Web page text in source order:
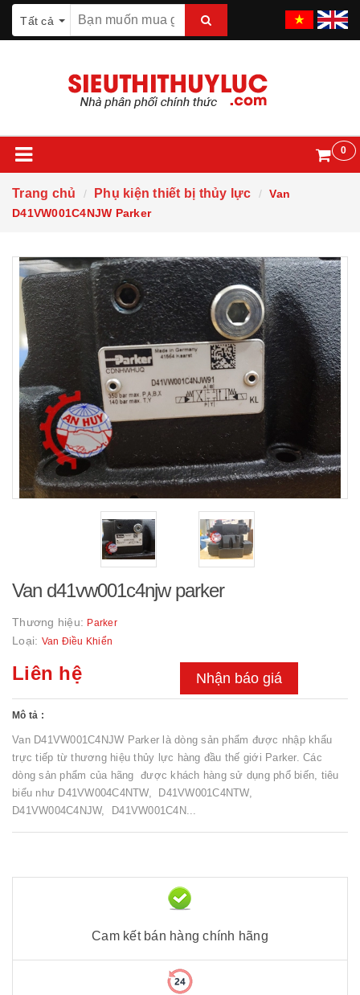
Tất cả
0
Trang chủ Phụ kiện thiết bị thủy lực
Van
D41VW001C4NJW Parker
Van d41vw001c4njw parker
Thương hiệu: Parker
Loại: Van Điều Khiển
Liên hệ Nhận báo giá
Mô tả :
Van D41VW001C4NJW Parker là dòng sản phẩm được nhập khẩu
trực tiếp từ thương hiệu thủy lực hàng đầu thế giới Parker. Các
dòng sản phẩm của hãng được khách hàng sử dụng phổ biến, tiêu
biểu như D41VW004C4NTW, D41VW001C4NTW,
D41VW004C4NJW, D41VW001C4N...
Cam kết bán hàng chính hãng